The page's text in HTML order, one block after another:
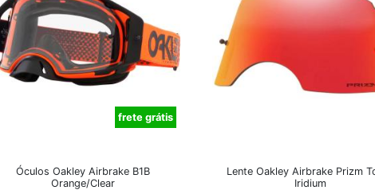
frete grátis
Óculos Oakley Airbrake B1B
Orange/Clear
Lente Oakley Airbrake Prizm
Iridium